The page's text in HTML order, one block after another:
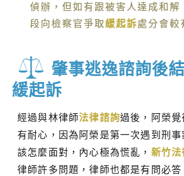
偵辦，但如有跟被害人達成和解
段向檢察官爭取緩起訴處分會較
肇事逃逸諮詢後
緩起訴
經過與林律師法律諮詢過後，阿榮
有耐心，因為阿榮是第一次遇到刑
該怎麼面對，內心極為慌亂， 新竹
律師許多問題，律師也都是有問必